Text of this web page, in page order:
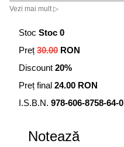
Vezi mai mult ▷
Stoc Stoc 0
Preț 30.00 RON
Discount 20%
Preț final 24.00 RON
I.S.B.N. 978-606-8758-64-0
Notează